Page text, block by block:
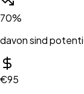
70%
davon sind
€95